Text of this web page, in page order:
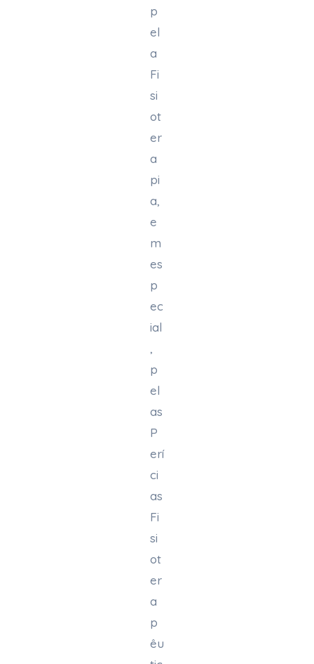
p
el
a
Fi
si
ot
er
a
pi
a,
e
m
es
p
ec
ial
,
p
el
as
P
erí
ci
as
Fi
si
ot
er
a
p
êu